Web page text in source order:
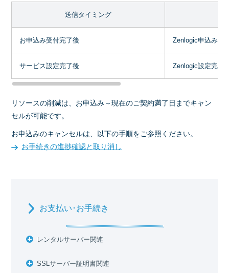
送信タイミング
お申込み受付完了後 Zenlogic申込み受
サービス設定完了後 Zenlogic設定完了
リソースの削減は、お申込み～現在のご契約満了日までキャン
セルが可能です。
お申込みのキャンセルは、以下の手順をご参照ください。
お手続きの進捗確認と取り消し
お支払い･お手続き
レンタルサーバー関連
SSLサーバー証明書関連